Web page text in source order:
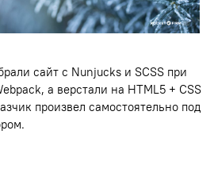
сайт с Nunjucks и SCSS при
, а верстали на HTML5 + CSS
произвел самостоятельно под